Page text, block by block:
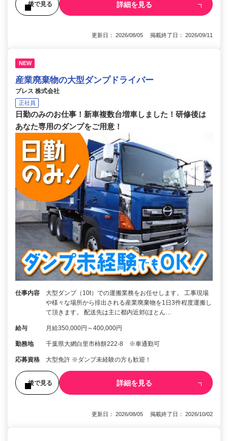
後で見る 詳細を見る
更新日： 2026/08/05 掲載終了日： 2026/09/11
NEW
産業廃棄物の大型ダンプドライバー
ブレス 株式会社
正社員
日勤のみのお仕事！新車複数台増車しました！研修後は
あなた専用のダンプをご用意！
仕事内容
大型ダンプ（10t）での運搬業務をお任せします。 工事現場
や様々な場所から排出される産業廃棄物を1日3件程度運搬し
て頂きます。 配送先は主に都内近郊(ほとん…
給与 月給350,000円～400,000円
勤務地 千葉県大網白里市柿餅222-8 ※車通勤可
応募資格 大型免許 ※ダンプ未経験の方も歓迎！
後で見る 詳細を見る
更新日： 2026/08/05 掲載終了日： 2026/10/02